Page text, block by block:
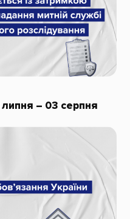
– 03 серпня